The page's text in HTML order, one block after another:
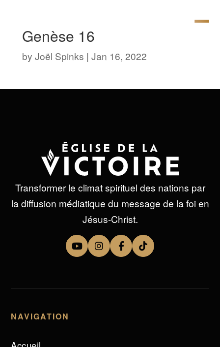
Genèse 16
by Joël Spinks | Jan 16, 2022
Transformer le climat spirituel des nations par
la diffusion médiatique du message de la foi en
Jésus-Christ.
NAVIGATION